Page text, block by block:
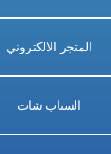
المتجر الالكتروني
السناب شات